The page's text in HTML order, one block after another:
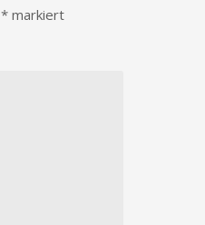
*markiert